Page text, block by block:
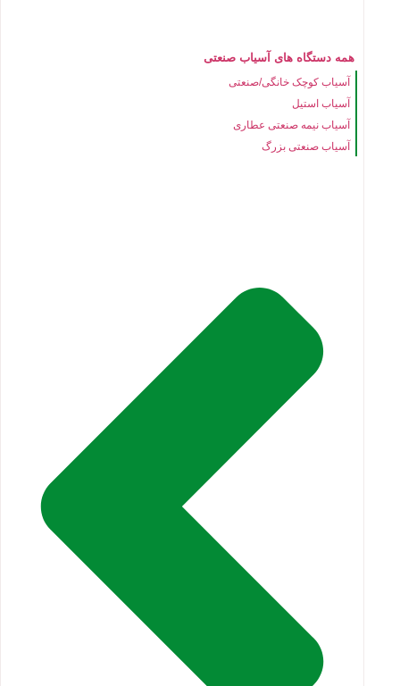
همه دستگاه های آسیاب صنعتی
آسیاب کوچک خانگی/صنعتی
آسیاب استیل
آسیاب نیمه صنعتی عطاری
آسیاب صنعتی بزرگ